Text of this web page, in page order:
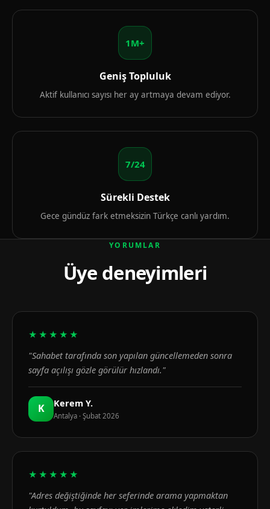
1M+
Geniş Topluluk
Aktif kullanıcı sayısı her ay artmaya devam ediyor.
7/24
Sürekli Destek
Gece gündüz fark etmeksizin Türkçe canlı yardım.
YORUMLAR
Üye deneyimleri
★★★★★
"Sahabet tarafında son yapılan güncellemeden sonra
sayfa açılışı gözle görülür hızlandı."
K Kerem Y.
Antalya · Şubat 2026
★★★★★
"Adres değiştiğinde her seferinde arama yapmaktan